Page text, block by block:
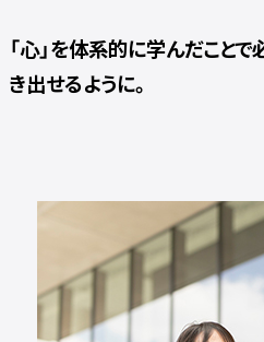
「心」を体系的に学んだこと
き出せるように。